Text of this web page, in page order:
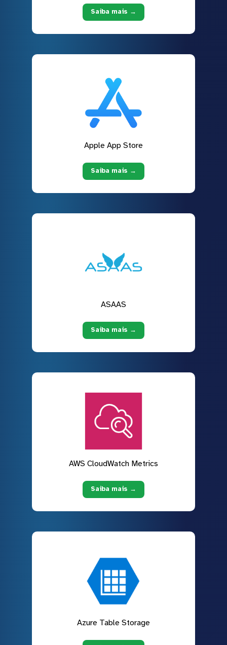
Saiba mais →
Apple App Store
Saiba mais →
ASAAS
Saiba mais →
AWS CloudWatch Metrics
Saiba mais →
Azure Table Storage